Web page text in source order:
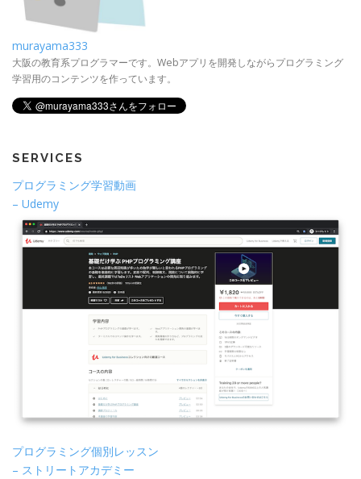
murayama333
大阪の教育系プログラマーです。Webアプリを開発しながらプログラミング
学習用のコンテンツを作っています。
SERVICES
プログラミング学習動画
– Udemy
プログラミング個別レッスン
– ストリートアカデミー